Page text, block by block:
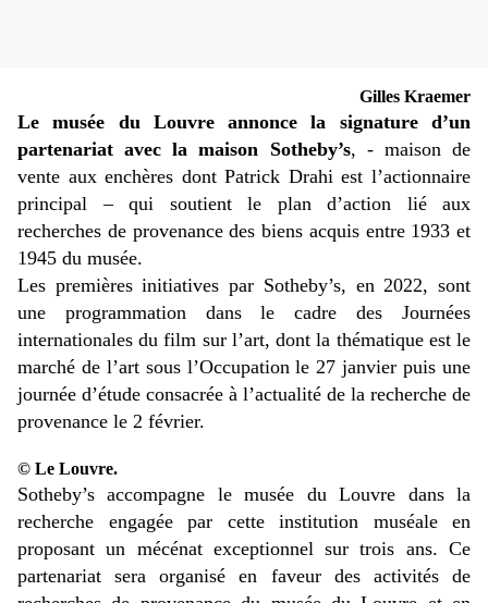
Gilles Kraemer
Le musée du Louvre annonce la signature d’un
partenariat avec la maison Sotheby’s, - maison de
vente aux enchères dont Patrick Drahi est l’actionnaire
principal – qui soutient le plan d’action lié aux
recherches de provenance des biens acquis entre 1933 et
1945 du musée.
Les premières initiatives par Sotheby’s, en 2022, sont
une programmation dans le cadre des Journées
internationales du film sur l’art, dont la thématique est le
marché de l’art sous l’Occupation le 27 janvier puis une
journée d’étude consacrée à l’actualité de la recherche de
provenance le 2 février.
© Le Louvre.
Sotheby’s accompagne le musée du Louvre dans la
recherche engagée par cette institution muséale en
proposant un mécénat exceptionnel sur trois ans. Ce
partenariat sera organisé en faveur des activités de